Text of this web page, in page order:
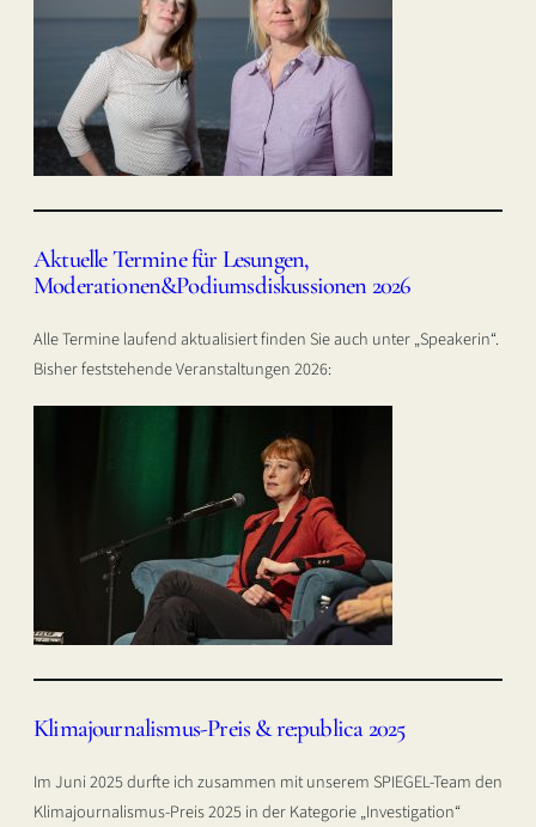
Aktuelle Termine für Lesungen,
Moderationen&Podiumsdiskussionen 2026
Alle Termine laufend aktualisiert finden Sie auch unter „Speakerin“.
Bisher feststehende Veranstaltungen 2026:
Klimajournalismus-Preis & re:publica 2025
Im Juni 2025 durfte ich zusammen mit unserem SPIEGEL-Team den
Klimajournalismus-Preis 2025 in der Kategorie „Investigation“